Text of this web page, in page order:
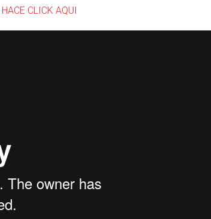
HACE CLICK AQUI